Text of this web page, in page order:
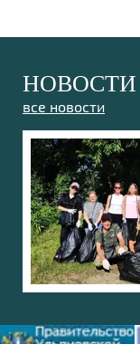
НОВОСТИ
все новости